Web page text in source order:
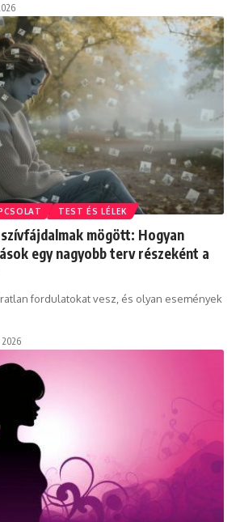
TEST ÉS LÉLEK
mögött: Hogyan
egy nagyobb terv részeként a
fordulatokat vesz, és olyan események
2026